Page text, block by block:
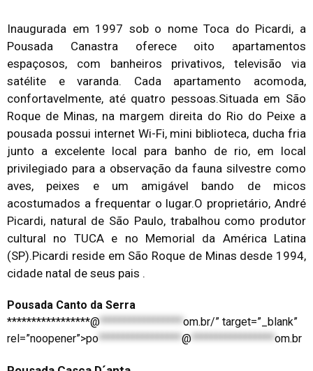
Inaugurada em 1997 sob o nome Toca do Picardi, a
Pousada Canastra oferece oito apartamentos
espaçosos, com banheiros privativos, televisão via
satélite e varanda. Cada apartamento acomoda,
confortavelmente, até quatro pessoas.Situada em São
Roque de Minas, na margem direita do Rio do Peixe a
pousada possui internet Wi-Fi, mini biblioteca, ducha fria
junto a excelente local para banho de rio, em local
privilegiado para a observação da fauna silvestre como
aves, peixes e um amigável bando de micos
acostumados a frequentar o lugar.O proprietário, André
Picardi, natural de São Paulo, trabalhou como produtor
cultural no TUCA e no Memorial da América Latina
(SP).Picardi reside em São Roque de Minas desde 1994,
cidade natal de seus pais .
Pousada Canto da Serra
*****************@*****************om.br/” target=”_blank”
rel=”noopener”>po*****************@*****************om.br